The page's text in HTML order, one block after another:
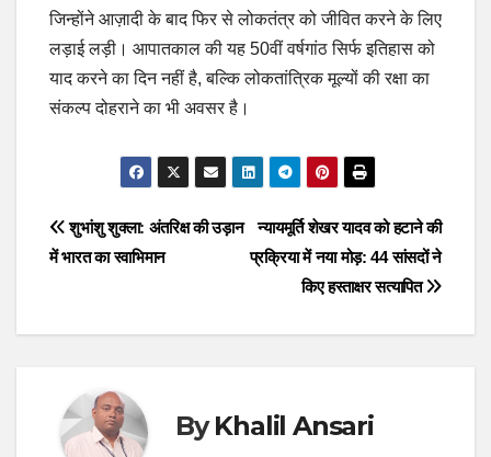
जिन्होंने आज़ादी के बाद फिर से लोकतंत्र को जीवित करने के लिए
लड़ाई लड़ी। आपातकाल की यह 50वीं वर्षगांठ सिर्फ इतिहास को
याद करने का दिन नहीं है, बल्कि लोकतांत्रिक मूल्यों की रक्षा का
संकल्प दोहराने का भी अवसर है।
Post
न्यायमूर्ति शेखर यादव को हटाने की
प्रक्रिया में नया मोड़: 44 सांसदों ने
किए हस्ताक्षर सत्यापित
शुभांशु शुक्ला: अंतरिक्ष की उड़ान
में भारत का स्वाभिमान
ByKhalil Ansari